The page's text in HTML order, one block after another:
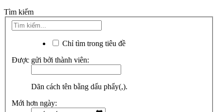
Tìm kiếm
Chỉ tìm trong tiêu đề
Được gửi bởi thành viên:
Dãn cách tên bằng dấu phẩy(,).
Mới hơn ngày: